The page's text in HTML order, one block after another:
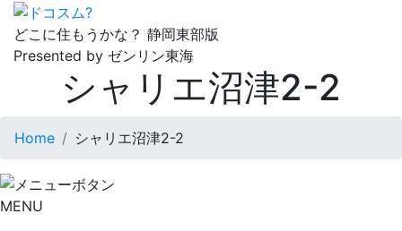
どこに住もうかな？ 静岡東部版
Presented by ゼンリン東海
シャリエ沼津2-2
Home シャリエ沼津2-2
MENU